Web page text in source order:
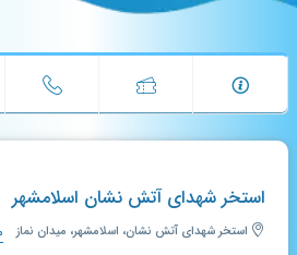
استخر شهدای آتش نشان اسلامشهر
استخر شهدای آتش نشان، اسلامشهر، میدان نماز